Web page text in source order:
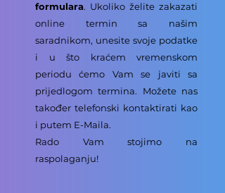
formulara. Ukoliko želite zakazati
online termin sa našim
saradnikom, unesite svoje podatke
i u što kraćem vremenskom
periodu ćemo Vam se javiti sa
prijedlogom termina. Možete nas
također telefonski kontaktirati kao
i putem E-Maila.
Rado Vam stojimo na
raspolaganju!